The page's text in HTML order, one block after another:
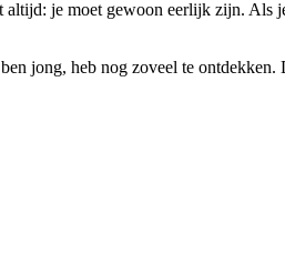
je moet gewoon eerlijk zijn. Als
jong, heb nog zoveel te ontdekken.